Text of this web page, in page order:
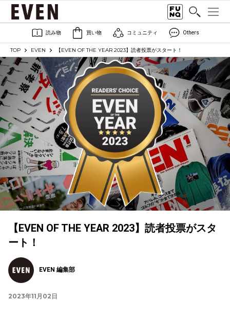
読み物 買い物 コミュニティ Others
TOP EVEN 【EVEN OF THE YEAR 2023】読者投票がスタート！
【EVEN OF THE YEAR 2023】読者投票がスタ
ート！
EVEN 編集部
2023年11月02日